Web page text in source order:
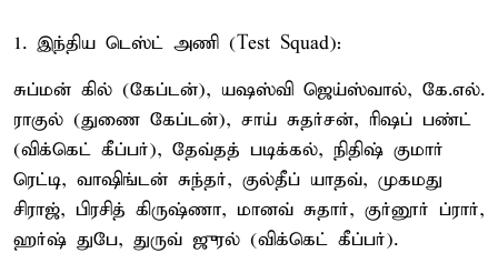
1. இந்திய டெஸ்ட் அணி (Test Squad):
சுப்மன் கில் (கேப்டன்), யஷஸ்வி ஜெய்ஸ்வால், கே.எல்.
ராகுல் (துணை கேப்டன்), சாய் சுதர்சன், ரிஷப் பண்ட்
(விக்கெட் கீப்பர்), தேவ்தத் படிக்கல், நிதிஷ் குமார்
ரெட்டி, வாஷிங்டன் சுந்தர், குல்தீப் யாதவ், முகமது
சிராஜ், பிரசித் கிருஷ்ணா, மானவ் சுதார், குர்னூர் ப்ரார்,
ஹர்ஷ் துபே, துருவ் ஜுரல் (விக்கெட் கீப்பர்).